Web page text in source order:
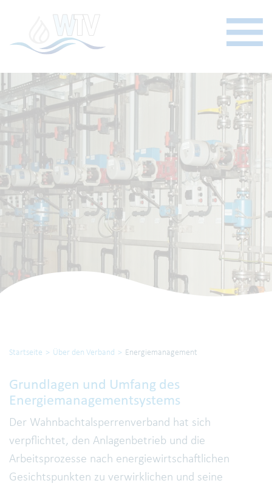
Startseite Über den Verband Energiemanagement
Grundlagen und Umfang des
Energiemanagementsystems
Der Wahnbachtalsperrenverband hat sich
verpflichtet, den Anlagenbetrieb und die
Arbeitsprozesse nach energiewirtschaftlichen
Gesichtspunkten zu verwirklichen und seine